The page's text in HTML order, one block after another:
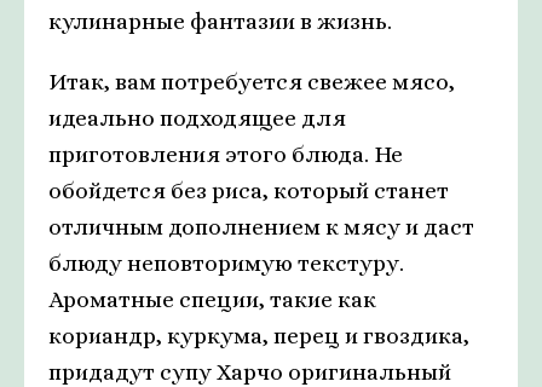
кулинарные фантазии в жизнь.
Итак, вам потребуется свежее мясо,
идеально подходящее для
приготовления этого блюда. Не
обойдется без риса, который станет
отличным дополнением к мясу и даст
блюду неповторимую текстуру.
Ароматные специи, такие как
кориандр, куркума, перец и гвоздика,
придадут супу Харчо оригинальный